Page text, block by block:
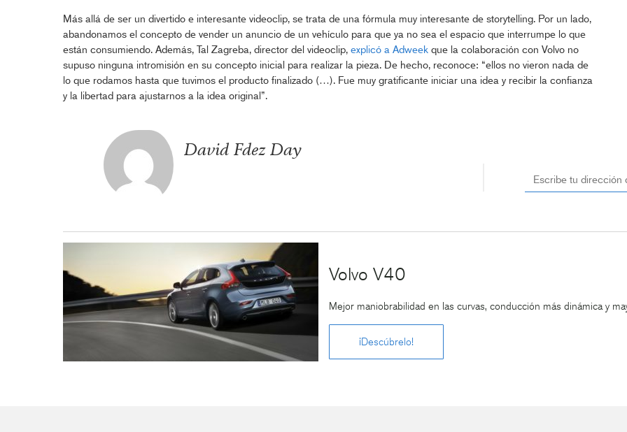
Más allá de ser un divertido e interesante videoclip, se trata de una fórmula muy interesante de storytelling. Por un lado,
abandonamos el concepto de vender un anuncio de un vehículo para que ya no sea el espacio que interrumpe lo que
están consumiendo. Además, Tal Zagreba, director del videoclip, explicó a Adweekque la colaboración con Volvo no
supuso ninguna intromisión en su concepto inicial para realizar la pieza. De hecho, reconoce: “ellos no vieron nada de
lo que rodamos hasta que tuvimos el producto finalizado (…). Fue muy gratificante iniciar una idea y recibir la confianza
y la libertad para ajustarnos a la idea original”.
David Fdez Day
Volvo V40
Mejor maniobrabilidad en las curvas, conducción más dinámica y
¡Descúbrelo!